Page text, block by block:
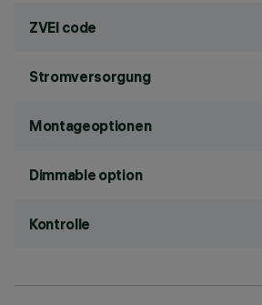
ZVEI code
Stromversorgung
Montageoptionen
Dimmable option
Kontrolle